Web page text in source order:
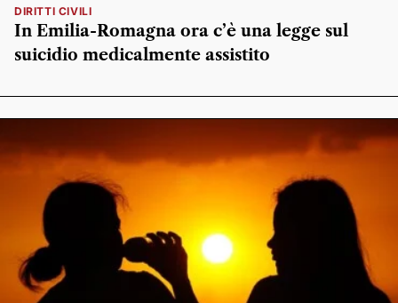
DIRITTI CIVILI
In Emilia-Romagna ora c’è una legge sul
suicidio medicalmente assistito